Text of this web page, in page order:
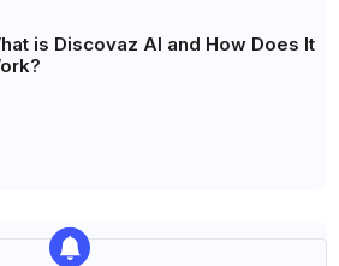
is Discovaz AI and How Does It